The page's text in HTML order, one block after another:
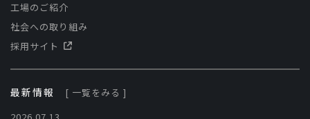
工場のご紹介
社会への取り組み
採用サイト
最新情報
[ 一覧をみる ]